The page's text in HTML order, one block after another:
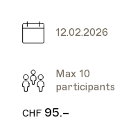
Date
12.02.2026
Participants
Max 10
participants
CHF95.–